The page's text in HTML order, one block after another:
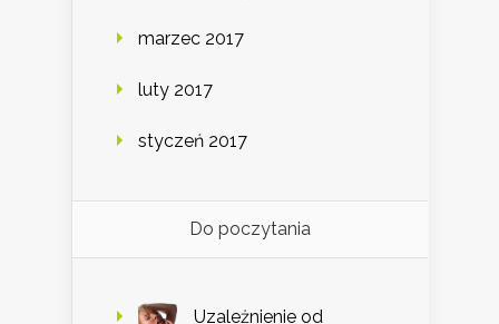
marzec 2017
luty 2017
styczeń 2017
Do poczytania
Uzależnienie od